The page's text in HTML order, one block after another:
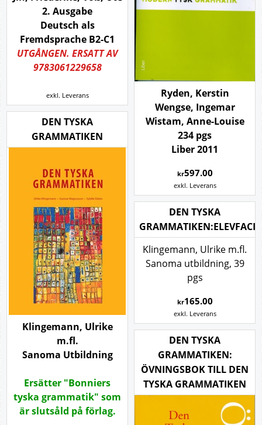
2. Ausgabe
Deutsch als
Fremdsprache B2-C1
UTGÅNGEN. ERSATT AV
9783061229658
exkl. Leverans
Ryden, Kerstin
Wengse, Ingemar
Wistam, Anne-Louise
234 pgs
Liber 2011
kr597.00
exkl. Leverans
DEN TYSKA
GRAMMATIKEN
Klingemann, Ulrike
m.fl.
Sanoma Utbildning
Ersätter "Bonniers
tyska grammatik" som
är slutsåld på förlag.
DEN TYSKA
GRAMMATIKEN:ELEVFACIT
Klingemann, Ulrike m.fl.
Sanoma utbildning, 39
pgs
kr165.00
exkl. Leverans
DEN TYSKA
GRAMMATIKEN:
ÖVNINGSBOK TILL DEN
TYSKA GRAMMATIKEN